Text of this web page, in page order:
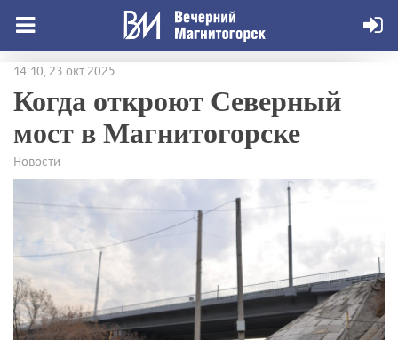
14:10, 23 окт 2025
Когда откроют Северный
мост в Магнитогорске
Новости